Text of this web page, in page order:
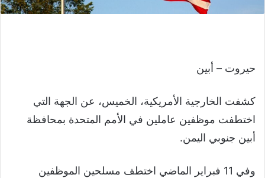
حيروت – أبين
كشفت الخارجية الأمريكية، الخميس، عن الجهة التي
اختطفت موظفين عاملين في الأمم المتحدة بمحافظة
أبين جنوبي اليمن.
وفي 11 فبراير الماضي اختطف مسلحين الموظفين